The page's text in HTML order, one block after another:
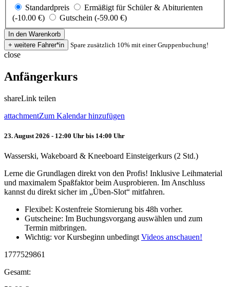
Standardpreis
Ermäßigt für Schüler & Abiturienten
(-10.00 €)
Gutschein (-59.00 €)
Spare zusätzlich 10% mit einer Gruppenbuchung!
close
Anfängerkurs
shareLink teilen
attachmentZum Kalendar hinzufügen
23. August 2026 - 12:00 Uhr bis 14:00 Uhr
Wasserski, Wakeboard & Kneeboard Einsteigerkurs (2 Std.)
Lerne die Grundlagen direkt von den Profis! Inklusive Leihmaterial
und maximalem Spaßfaktor beim Ausprobieren. Im Anschluss
kannst du direkt sicher im „Üben-Slot“ mitfahren.
Flexibel: Kostenfreie Stornierung bis 48h vorher.
Gutscheine: Im Buchungsvorgang auswählen und zum
Termin mitbringen.
Wichtig: vor Kursbeginn unbedingt Videos anschauen!
1777529861
Gesamt: